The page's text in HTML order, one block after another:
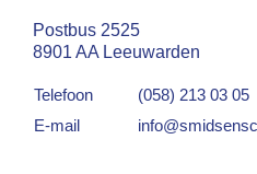
Postbus 2525
8901 AA Leeuwarden
Telefoon
(058) 213 03 05
E-mail